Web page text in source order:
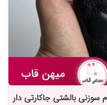
سوزنی بالشتی جاکارتی دار